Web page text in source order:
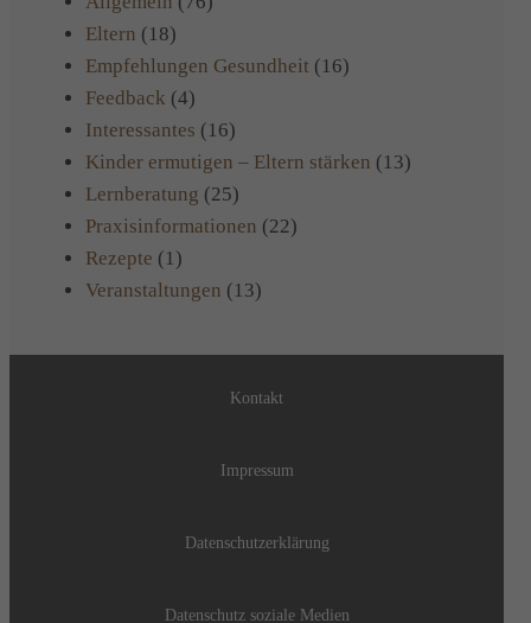
Eltern (18)
Empfehlungen Gesundheit (16)
Feedback (4)
Interessantes (16)
Kinder ermutigen – Eltern stärken (13)
Lernberatung (25)
Praxisinformationen (22)
Rezepte (1)
Veranstaltungen (13)
Kontakt
Impressum
Datenschutzerklärung
Datenschutz soziale Medien